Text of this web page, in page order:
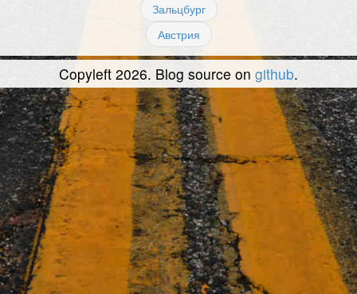
Зальцбург
Австрия
Copyleft 2026. Blog source on github.